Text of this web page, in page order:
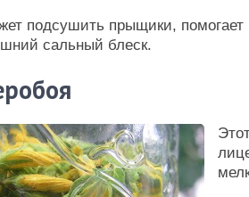
подсушить прыщики, помогает
сальный блеск.